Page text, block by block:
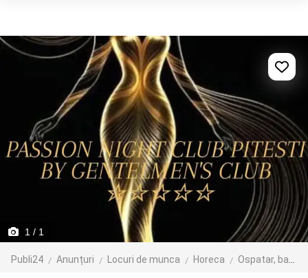
1 / 1
Publi24 Anunțuri Locuri de munca Horeca Ospatar, barman, sef de sala